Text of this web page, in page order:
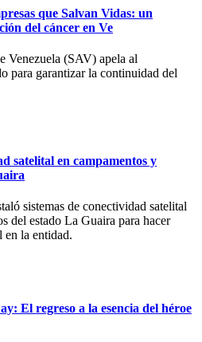
que Salvan Vidas: un
del cáncer en Ve
Venezuela (SAV) apela al
para garantizar la continuidad del
satelital en campamentos y
sistemas de conectividad satelital
del estado La Guaira para hacer
en la entidad.
El regreso a la esencia del héroe